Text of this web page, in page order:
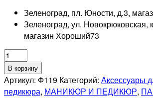
Зеленоград, пл. Юности, д.3,
Зеленоград, ул. Новокрюковская,
магазин Хороший73
Количество
товара
Флакон
с
В корзину
Артикул: Ф119 Категорий: Аксессуары
педикюра, МАНИКЮР И ПЕДИКЮР,